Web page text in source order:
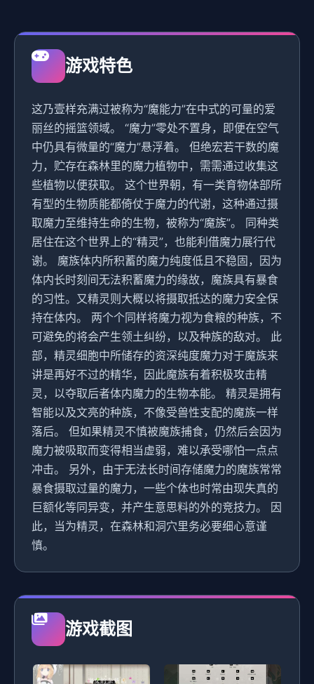
游戏特色
这乃壹样充满过被称为“魔能力”在中式的可量的爱
丽丝的摇篮领域。 “魔力”零处不置身，即便在空气
中仍具有微量的“魔力”悬浮着。 但绝宏若干数的魔
力，贮存在森林里的魔力植物中，需需通过收集这
些植物以便获取。 这个世界朝，有一类育物体部所
有型的生物质能都倚仗于魔力的代谢，这种通过摄
取魔力至维持生命的生物，被称为“魔族”。 同种类
居住在这个世界上的“精灵”，也能利借魔力展行代
谢。 魔族体内所积蓄的魔力纯度低且不稳固，因为
体内长时刻间无法积蓄魔力的缘故，魔族具有暴食
的习性。又精灵则大概以将摄取抵达的魔力安全保
持在体内。 两个个同样将魔力视为食粮的种族，不
可避免的将会产生领土纠纷，以及种族的敌对。 此
部，精灵细胞中所储存的资深纯度魔力对于魔族来
讲是再好不过的精华，因此魔族有着积极攻击精
灵，以夺取后者体内魔力的生物本能。 精灵是拥有
智能以及文亮的种族，不像受兽性支配的魔族一样
落后。 但如果精灵不慎被魔族捕食，仍然后会因为
魔力被吸取而变得相当虚弱，难以承受哪怕一点点
冲击。 另外，由于无法长时间存储魔力的魔族常常
暴食摄取过量的魔力，一些个体也时常由现失真的
巨额化等同异变，并产生意思料的外的竞技力。 因
此，当为精灵，在森林和洞穴里务必要细心意谨
慎。
游戏截图